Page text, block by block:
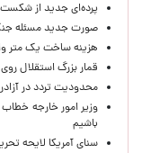
پرده‌ای جدید از
صورت جدید مسئله
هزینه ساخت یک متر
قمار بزرگ استقلال
محدودیت تردد در آزادراه
وزیر امور خارجه
باشیم
سنای آمریکا لایحه